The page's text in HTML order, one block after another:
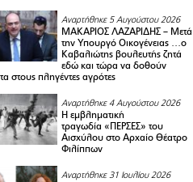
Αναρτήθηκε 5 Αυγούστου 2026
ΜΑΚΑΡΙΟΣ ΛΑΖΑΡΙΔΗΣ – Μετά
την Υπουργό Οικογένειας …ο
Καβαλιώτης βουλευτής ζητά
εδώ και τώρα να δοθούν
στους πληγέντες αγρότες
Αναρτήθηκε 4 Αυγούστου 2026
Η εμβληματική
τραγωδία «ΠΕΡΣΕΣ» του
Αισχύλου στο Αρχαίο Θέατρο
Φιλίππων
Αναρτήθηκε 31 Ιουλίου 2026